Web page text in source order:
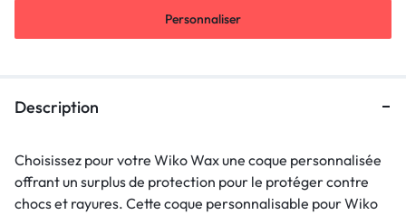
Personnaliser
Description
Choisissez pour votre Wiko Wax une coque personnalisée
offrant un surplus de protection pour le protéger contre
chocs et rayures. Cette coque personnalisable pour Wiko